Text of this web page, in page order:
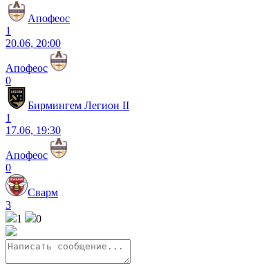
Апофеос
1
20.06, 20:00
Апофеос
0
Бирмингем Легион II
1
17.06, 19:30
Апофеос
0
Сварм
3
1
0